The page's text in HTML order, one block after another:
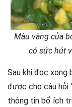
Màu vàng của
có sức hút
Sau khi đọc xong
được cho câu hỏi
thông tin bổ ích